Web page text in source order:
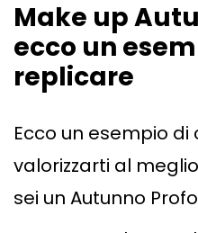
Make up
ecco un
replicare
Ecco un esempio di
valorizzarti al
sei un Autunno